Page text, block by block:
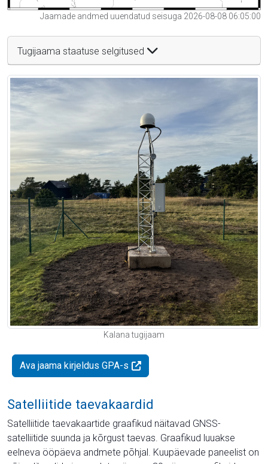
Jaamade andmed uuendatud seisuga 2026-08-08 06:05:00
Tugijaama staatuse selgitused
Kalana tugijaam
Ava jaama kirjeldus GPA-s
Satelliitide taevakaardid
Satelliitide taevakaartide graafikud näitavad GNSS-
satelliitide suunda ja kõrgust taevas. Graafikud luuakse
eelneva ööpäeva andmete põhjal. Kuupäevade paneelist on